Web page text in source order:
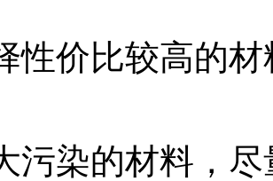
性价比较高的
污染的材料，